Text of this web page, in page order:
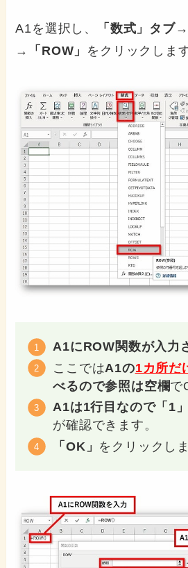
A1を選択し、
「数式」タブ
→「ROW」 をクリックします
A1にROW関数が入力
ここではA1の1カ所だ
べるので参照は空欄で
A1は1行目なので「1
が確認できます。
「OK」 をクリックしま